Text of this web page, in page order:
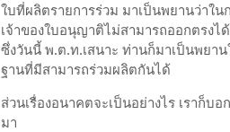
ใบที่ผลิตรายการร่วม มาเป็นพยานว่าใน
เจ้าของใบอนุญาติไม่สามารถออกตรงไ
ซึ่งวันนี้ พ.ต.ท.เสนาะ ท่านก็มาเป็นพย
ฐานที่มีสามารถร่วมผลิตกันได้
ส่วนเรื่องอนาคตจะเป็นอย่างไร เราก็
มา